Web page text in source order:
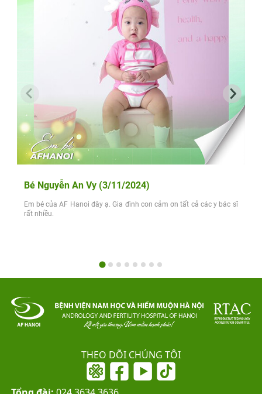
Bé Nguyễn An Vy (3/11/2024)
Em bé của AF Hanoi đây ạ. Gia đình con cảm ơn tất cả các y bác sĩ
rất nhiều.
THEO DÕI CHÚNG TÔI